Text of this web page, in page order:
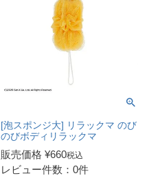
[泡スポンジ大] リラックマ のび
のびボディリラックマ
販売価格 ¥660税込
レビュー件数：0件